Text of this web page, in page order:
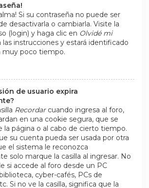
Si su contraseña no puede ser
desactivarla o cambiarla. Visite la
(login) y haga clic en Olvidé mi
las instrucciones y estará identificado
poco tiempo.
de usuario expira
Recordarcuando ingresa al foro,
en una cookie segura, que se
la página o al cabo de cierto tiempo.
su cuenta pueda ser usada por otra
el sistema le reconozca
solo marque la casilla al ingresar. No
si accede al foro desde un PC
cyber-cafés, PCs de
Si no ve la casilla, significa que la